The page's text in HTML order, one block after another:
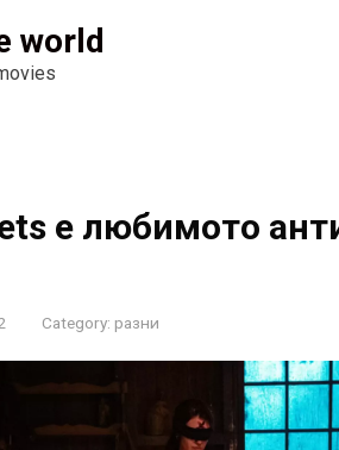
world
е любимото
Category: разни